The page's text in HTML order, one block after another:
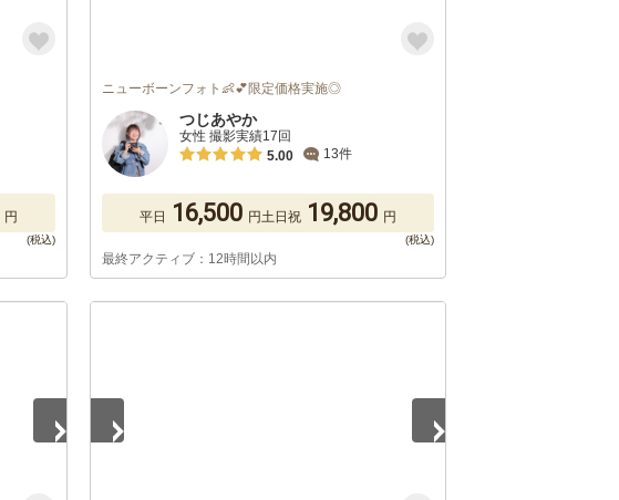
円
ニューボーンフォト👶💕限定価格実施◎
つじあやか
女性 撮影実績17回
5.00
13件
平日 16,500 円土日祝 19,800 円
最終アクティブ：12時間以内